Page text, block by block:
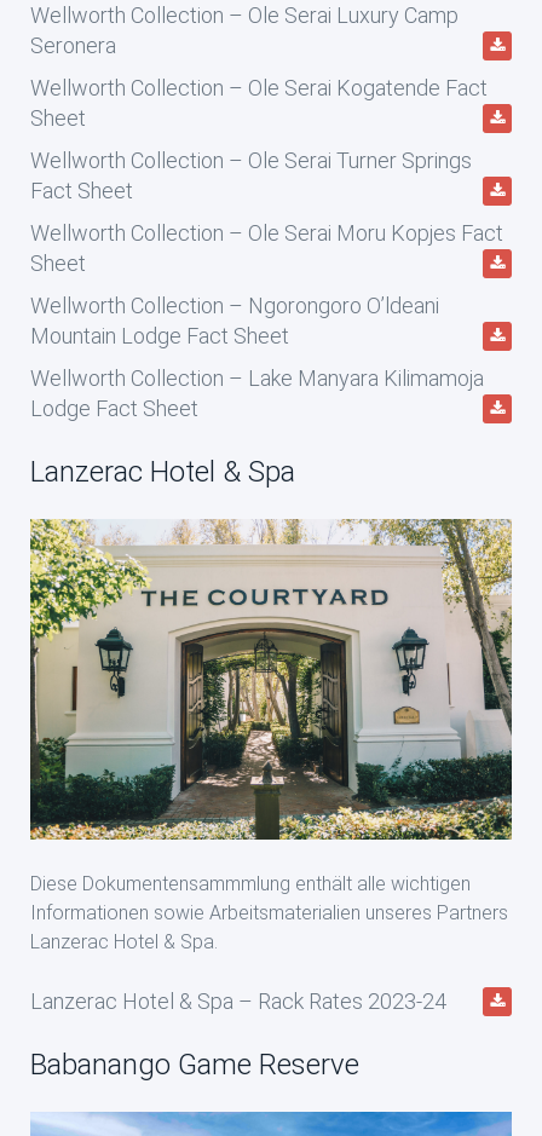
Wellworth Collection – Ole Serai Luxury Camp
Seronera
Wellworth Collection – Ole Serai Kogatende Fact
Sheet
Wellworth Collection – Ole Serai Turner Springs
Fact Sheet
Wellworth Collection – Ole Serai Moru Kopjes Fact
Sheet
Wellworth Collection – Ngorongoro O’ldeani
Mountain Lodge Fact Sheet
Wellworth Collection – Lake Manyara Kilimamoja
Lodge Fact Sheet
Lanzerac Hotel & Spa
Diese Dokumentensammmlung enthält alle wichtigen
Informationen sowie Arbeitsmaterialien unseres Partners
Lanzerac Hotel & Spa.
Lanzerac Hotel & Spa – Rack Rates 2023-24
Babanango Game Reserve